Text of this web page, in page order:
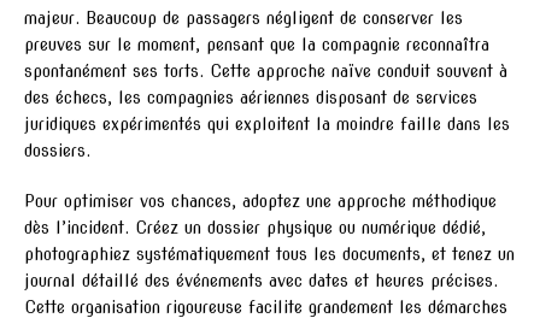
majeur. Beaucoup de passagers négligent de conserver les
preuves sur le moment, pensant que la compagnie reconnaîtra
spontanément ses torts. Cette approche naïve conduit souvent à
des échecs, les compagnies aériennes disposant de services
juridiques expérimentés qui exploitent la moindre faille dans les
dossiers.
Pour optimiser vos chances, adoptez une approche méthodique
dès l’incident. Créez un dossier physique ou numérique dédié,
photographiez systématiquement tous les documents, et tenez un
journal détaillé des événements avec dates et heures précises.
Cette organisation rigoureuse facilite grandement les démarches